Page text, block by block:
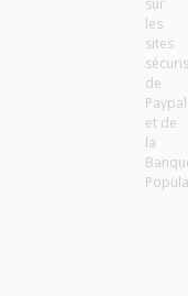
les
sites
de
Paypal
et de
la